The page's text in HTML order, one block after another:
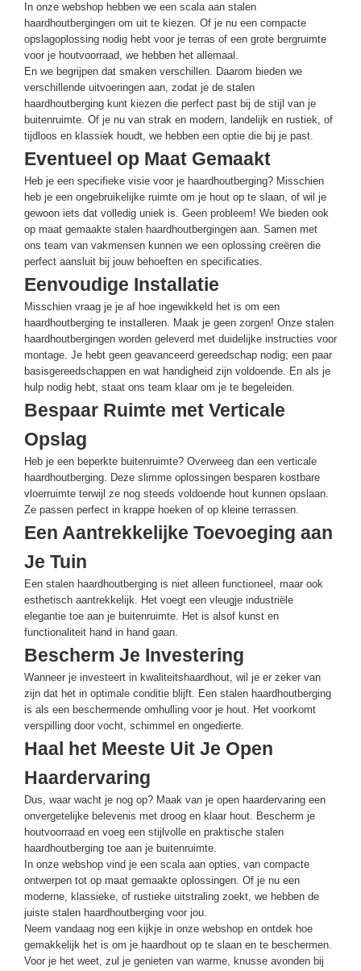
In onze webshop hebben we een scala aan stalen
haardhoutbergingen om uit te kiezen. Of je nu een compacte
opslagoplossing nodig hebt voor je terras of een grote bergruimte
voor je houtvoorraad, we hebben het allemaal.
En we begrijpen dat smaken verschillen. Daarom bieden we
verschillende uitvoeringen aan, zodat je de stalen
haardhoutberging kunt kiezen die perfect past bij de stijl van je
buitenruimte. Of je nu van strak en modern, landelijk en rustiek, of
tijdloos en klassiek houdt, we hebben een optie die bij je past.
Eventueel op Maat Gemaakt
Heb je een specifieke visie voor je haardhoutberging? Misschien
heb je een ongebruikelijke ruimte om je hout op te slaan, of wil je
gewoon iets dat volledig uniek is. Geen probleem! We bieden ook
op maat gemaakte stalen haardhoutbergingen aan. Samen met
ons team van vakmensen kunnen we een oplossing creëren die
perfect aansluit bij jouw behoeften en specificaties.
Eenvoudige Installatie
Misschien vraag je je af hoe ingewikkeld het is om een
haardhoutberging te installeren. Maak je geen zorgen! Onze stalen
haardhoutbergingen worden geleverd met duidelijke instructies voor
montage. Je hebt geen geavanceerd gereedschap nodig; een paar
basisgereedschappen en wat handigheid zijn voldoende. En als je
hulp nodig hebt, staat ons team klaar om je te begeleiden.
Bespaar Ruimte met Verticale
Opslag
Heb je een beperkte buitenruimte? Overweeg dan een verticale
haardhoutberging. Deze slimme oplossingen besparen kostbare
vloerruimte terwijl ze nog steeds voldoende hout kunnen opslaan.
Ze passen perfect in krappe hoeken of op kleine terrassen.
Een Aantrekkelijke Toevoeging aan
Je Tuin
Een stalen haardhoutberging is niet alleen functioneel, maar ook
esthetisch aantrekkelijk. Het voegt een vleugje industriële
elegantie toe aan je buitenruimte. Het is alsof kunst en
functionaliteit hand in hand gaan.
Bescherm Je Investering
Wanneer je investeert in kwaliteitshaardhout, wil je er zeker van
zijn dat het in optimale conditie blijft. Een stalen haardhoutberging
is als een beschermende omhulling voor je hout. Het voorkomt
verspilling door vocht, schimmel en ongedierte.
Haal het Meeste Uit Je Open
Haardervaring
Dus, waar wacht je nog op? Maak van je open haardervaring een
onvergetelijke belevenis met droog en klaar hout. Bescherm je
houtvoorraad en voeg een stijlvolle en praktische stalen
haardhoutberging toe aan je buitenruimte.
In onze webshop vind je een scala aan opties, van compacte
ontwerpen tot op maat gemaakte oplossingen. Of je nu een
moderne, klassieke, of rustieke uitstraling zoekt, we hebben de
juiste stalen haardhoutberging voor jou.
Neem vandaag nog een kijkje in onze webshop en ontdek hoe
gemakkelijk het is om je haardhout op te slaan en te beschermen.
Voor je het weet, zul je genieten van warme, knusse avonden bij